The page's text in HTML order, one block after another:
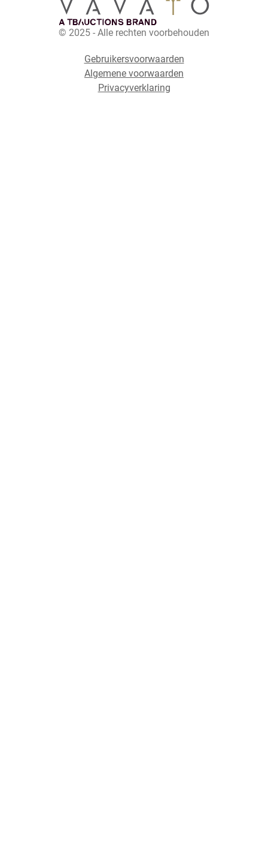
© 2025 - Alle rechten voorbehouden
Gebruikersvoorwaarden
Algemene voorwaarden
Privacyverklaring